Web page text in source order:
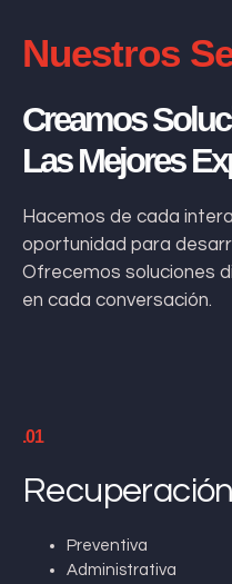
Nuestros
Creamos
Las Mejores
Hacemos de cada
oportunidad para
Ofrecemos soluciones
en cada conversación.
.01
Preventiva
Administrativa